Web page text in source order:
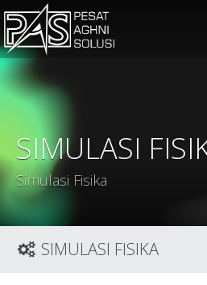
SIMULASI
Simulasi Fisika
SIMULASI FISIKA